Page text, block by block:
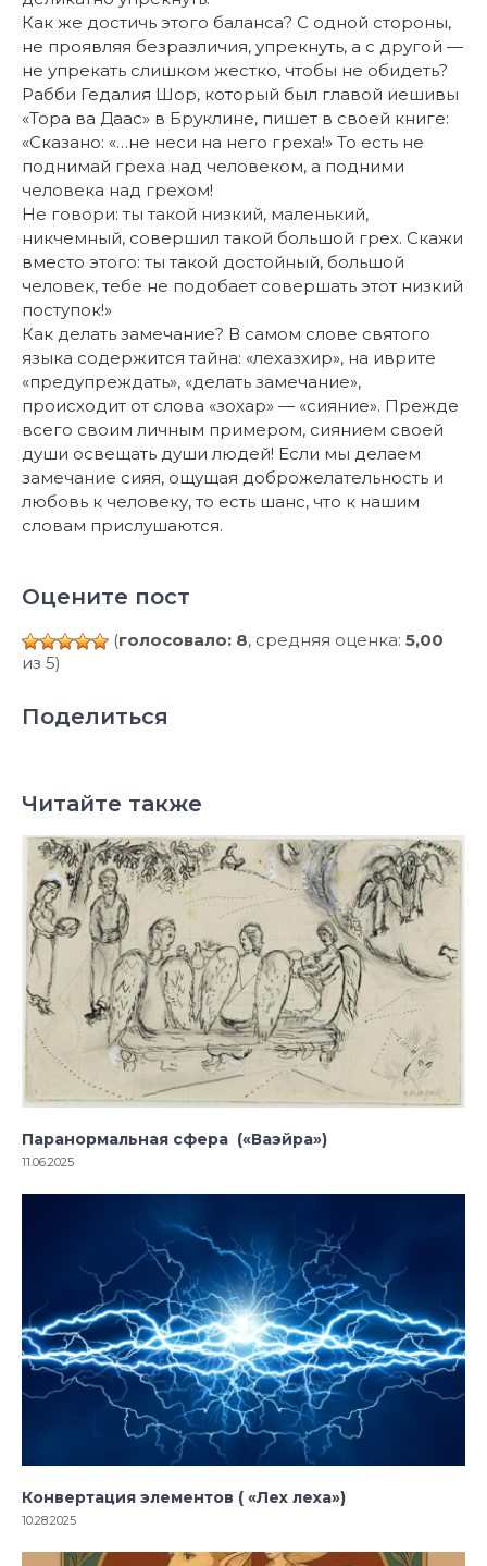
Как же достичь этого баланса? С одной стороны,
не проявляя безразличия, упрекнуть, а с другой —
не упрекать слишком жестко, чтобы не обидеть?
Рабби Гедалия Шор, который был главой иешивы
«Тора ва Даас» в Бруклине, пишет в своей книге:
«Сказано: «…не неси на него греха!» То есть не
поднимай греха над человеком, а подними
человека над грехом!
Не говори: ты такой низкий, маленький,
никчемный, совершил такой большой грех. Скажи
вместо этого: ты такой достойный, большой
человек, тебе не подобает совершать этот низкий
поступок!»
Как делать замечание? В самом слове святого
языка содержится тайна: «лехазхир», на иврите
«предупреждать», «делать замечание»,
происходит от слова «зохар» — «сияние». Прежде
всего своим личным примером, сиянием своей
души освещать души людей! Если мы делаем
замечание сияя, ощущая доброжелательность и
любовь к человеку, то есть шанс, что к нашим
словам прислушаются.
Оцените пост
(голосовало: 8, средняя оценка: 5,00
из 5)
Поделиться
Читайте также
Паранормальная сфера («Ваэйра»)
11.06.2025
Конвертация элементов ( «Лех леха»)
10.28.2025